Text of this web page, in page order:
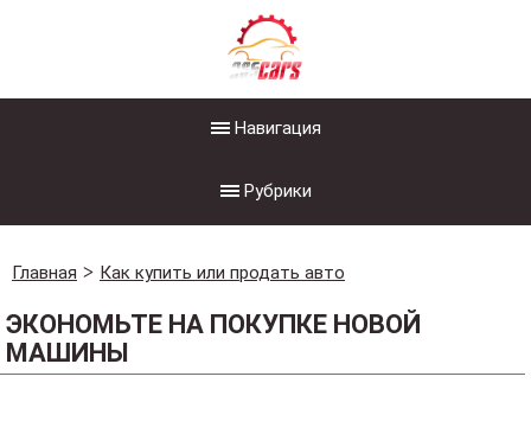
Навигация
Рубрики
Главная Как купить или продать авто
ЭКОНОМЬТЕ НА ПОКУПКЕ НОВОЙ
МАШИНЫ